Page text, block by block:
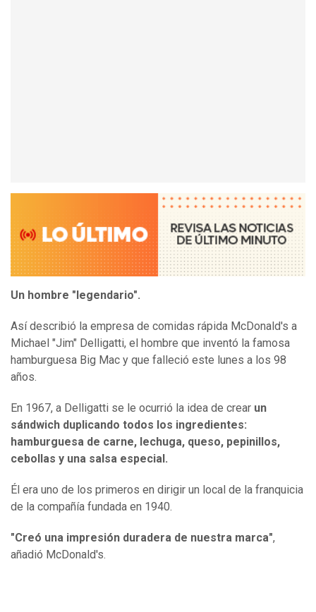
Un hombre "legendario".
Así describió la empresa de comidas rápida McDonald's a
Michael "Jim" Delligatti, el hombre que inventó la famosa
hamburguesa Big Mac y que falleció este lunes a los 98
años.
En 1967, a Delligatti se le ocurrió la idea de crear un
sándwich duplicando todos los ingredientes:
hamburguesa de carne, lechuga, queso, pepinillos,
cebollas y una salsa especial.
Él era uno de los primeros en dirigir un local de la franquicia
de la compañía fundada en 1940.
"Creó una impresión duradera de nuestra marca",
añadió McDonald's.